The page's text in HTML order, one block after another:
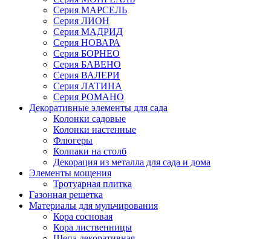
Серия МАРСЕЛЬ
Серия ЛИОН
Серия МАДРИД
Серия НОВАРА
Серия БОРНЕО
Серия БАВЕНО
Серия ВАЛЕРИ
Серия ЛАТИНА
Серия РОМАНО
Декоративные элементы для сада
Колонки садовые
Колонки настенные
Флюгеры
Колпаки на столб
Декорация из металла для сада и дома
Элементы мощения
Тротуарная плитка
Газонная решетка
Материалы для мульчирования
Кора сосновая
Кора лиственницы